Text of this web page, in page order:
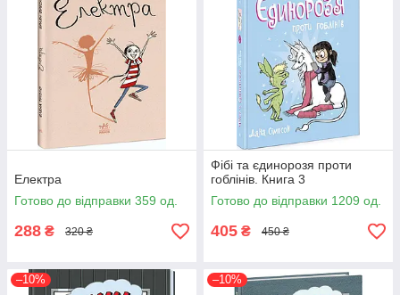
Електра
Готово до відправки 359 од.
288 ₴ 320 ₴
Фібі та єдинорозя проти
гоблінів. Книга 3
Готово до відправки 1209 од.
405 ₴ 450 ₴
–10% –10%